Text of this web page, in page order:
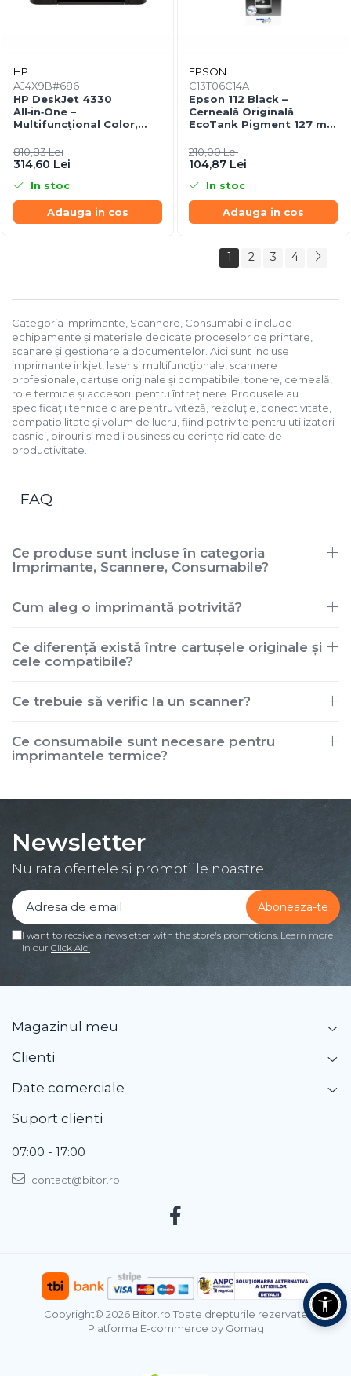
HP
AJ4X9B#686
HP DeskJet 4330
All‑in‑One –
Multifuncțional Color,
Wi‑Fi, USB
810,83 Lei
314,60 Lei
In stoc
Adauga in cos
EPSON
C13T06C14A
Epson 112 Black –
Cerneală Originală
EcoTank Pigment 127 ml
210,00 Lei
104,87 Lei
In stoc
Adauga in cos
1 2 3 4
Categoria Imprimante, Scannere, Consumabile include
echipamente și materiale dedicate proceselor de printare,
scanare și gestionare a documentelor. Aici sunt incluse
imprimante inkjet, laser și multifuncționale, scannere
profesionale, cartușe originale și compatibile, tonere, cerneală,
role termice și accesorii pentru întreținere. Produsele au
specificații tehnice clare pentru viteză, rezoluție, conectivitate,
compatibilitate și volum de lucru, fiind potrivite pentru utilizatori
casnici, birouri și medii business cu cerințe ridicate de
productivitate.
FAQ
Ce produse sunt incluse în categoria
Imprimante, Scannere, Consumabile?
Cum aleg o imprimantă potrivită?
Ce diferență există între cartușele originale și
cele compatibile?
Ce trebuie să verific la un scanner?
Ce consumabile sunt necesare pentru
imprimantele termice?
Newsletter
Nu rata ofertele si promotiile noastre
I want to receive a newsletter with the store's promotions. Learn more
in our Click Aici
Magazinul meu
Clienti
Date comerciale
Suport clienti
07:00 - 17:00
contact@bitor.ro
Copyright© 2026 Bitor.ro Toate drepturile rezervate
Platforma E-commerce by Gomag